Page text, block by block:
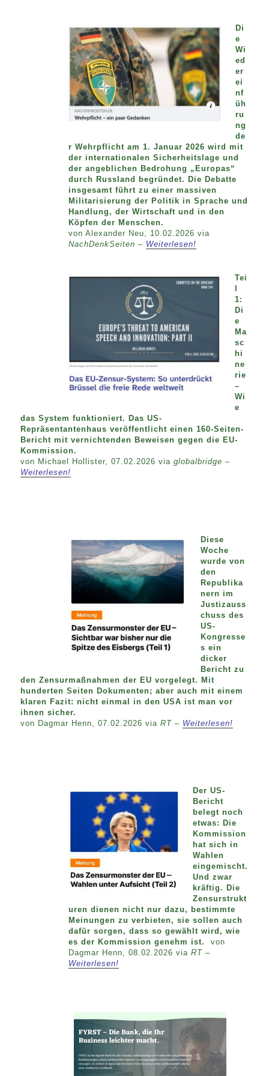
Di
e
Wi
ed
er
ei
nf
üh
ru
ng
de
r Wehrpflicht am 1. Januar 2026 wird mit
der internationalen Sicherheitslage und
der angeblichen Bedrohung „Europas“
durch Russland begründet. Die Debatte
insgesamt führt zu einer massiven
Militarisierung der Politik in Sprache und
Handlung, der Wirtschaft und in den
Köpfen der Menschen.
von Alexander Neu, 10.02.2026 via
NachDenkSeiten – Weiterlesen!
Tei
1:
Di
e
Ma
sc
hi
ne
rie
–
Wi
e
das System funktioniert. Das US-
Repräsentantenhaus veröffentlicht einen 160-Seiten-
Bericht mit vernichtenden Beweisen gegen die EU-
Kommission.
von Michael Hollister, 07.02.2026 viaglobalbridge –
Weiterlesen!
Diese
Woche
wurde von
den
Republika
nern im
Justizauss
chuss des
US-
Kongresse
s ein
dicker
Bericht zu
den Zensurmaßnahmen der EU vorgelegt. Mit
hunderten Seiten Dokumenten; aber auch mit einem
klaren Fazit: nicht einmal in den USA ist man vor
ihnen sicher.
von Dagmar Henn, 07.02.2026 viaRT – Weiterlesen!
Der US-
Bericht
belegt noch
etwas: Die
Kommission
hat sich in
Wahlen
eingemischt.
Und zwar
kräftig. Die
Zensurstrukt
uren dienen nicht nur dazu, bestimmte
Meinungen zu verbieten, sie sollen auch
dafür sorgen, dass so gewählt wird, wie
es der Kommission genehm ist.von
Dagmar Henn, 08.02.2026 viaRT –
Weiterlesen!